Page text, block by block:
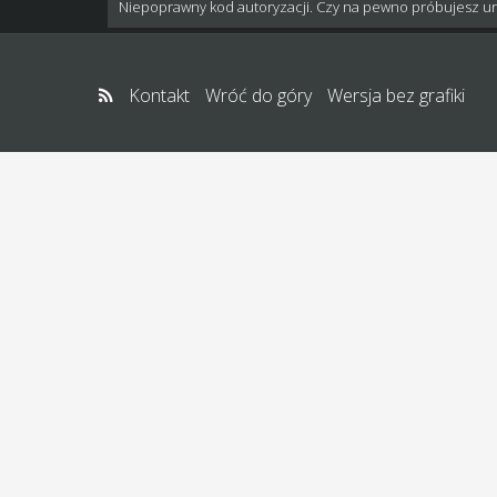
Niepoprawny kod autoryzacji. Czy na pewno próbujesz
Kontakt Wróć do góry Wersja bez grafiki